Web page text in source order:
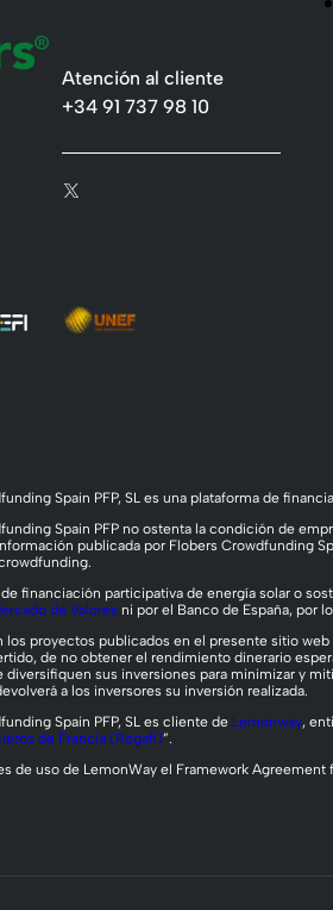
Atención al cliente
+34 91 737 98 10
Spain PFP, SL es una plataforma de
Spain PFP no ostenta la condición de
publicada por Flobers Crowdfunding
financiación participativa de energía solar o
de Valores ni por el Banco de España, por
los proyectos publicados en el presente sitio
de no obtener el rendimiento dinerario
diversifiquen sus inversiones para minimizar y
a los inversores su inversión realizada.
Spain PFP, SL es cliente de Lemonway,
de Francia (Regafi)”.
de uso de LemonWay el Framework Agreement